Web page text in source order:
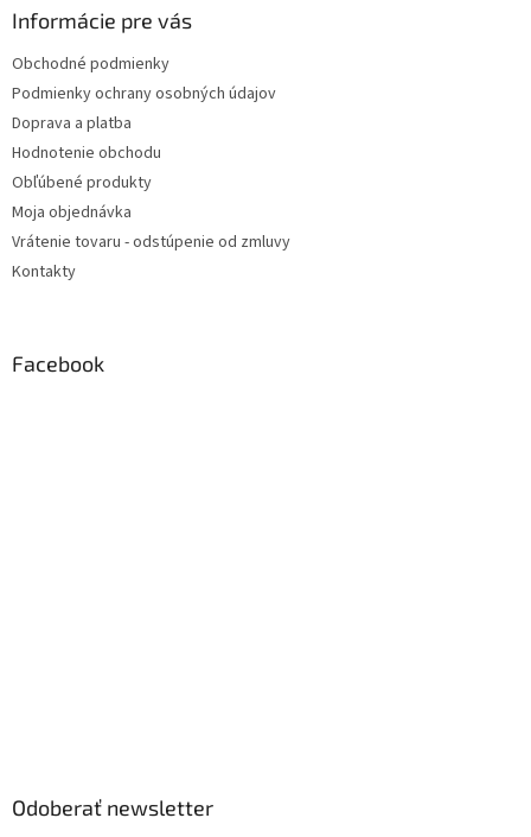
u
Informácie pre vás
Obchodné podmienky
Podmienky ochrany osobných údajov
Doprava a platba
Hodnotenie obchodu
Obľúbené produkty
Moja objednávka
Vrátenie tovaru - odstúpenie od zmluvy
Kontakty
Facebook
Odoberať newsletter